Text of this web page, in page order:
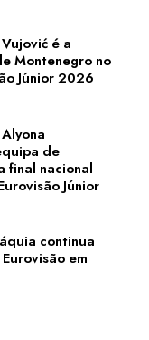
é a
Montenegro no
Júnior 2026
de
final nacional
Júnior
continua
em